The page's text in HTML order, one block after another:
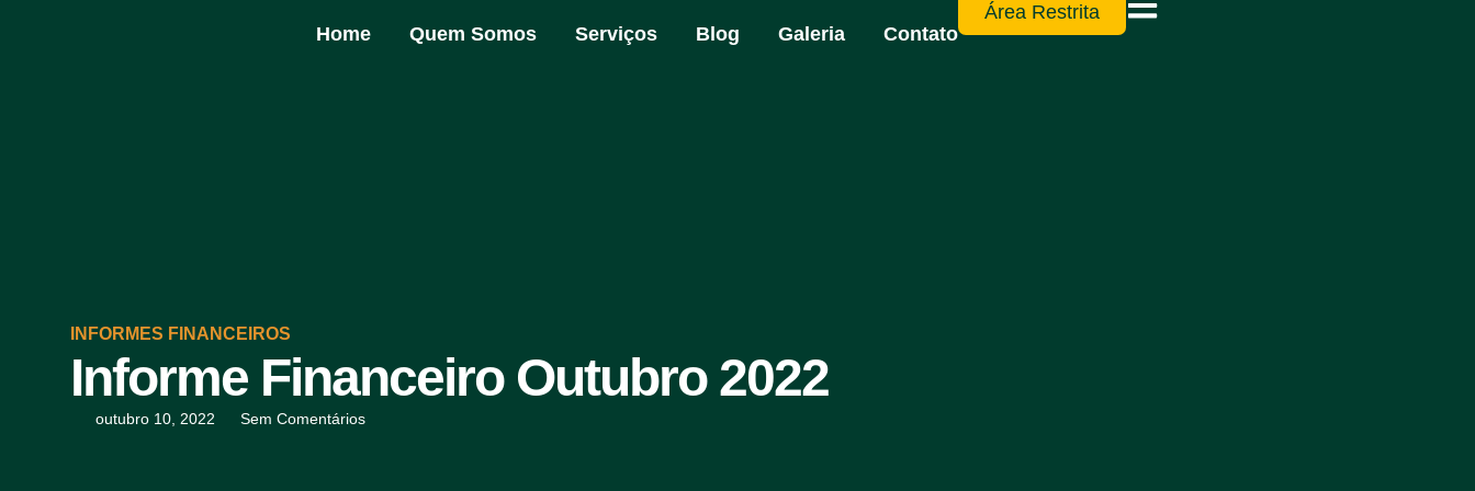
Home Quem Somos Serviços Blog Galeria Contato
Área Restrita
INFORMES FINANCEIROS
Informe Financeiro Outubro 2022
outubro 10, 2022 Sem Comentários